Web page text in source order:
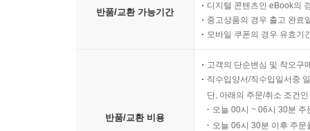
반품/교환 가능기간
디지털 콘텐츠인 eBook의
중고상품의 경우 출고 완료
모바일 쿠폰의 경우 유효기
반품/교환 비용
고객의 단순변심 및 착오구
직수입양서/직수입일서중
단, 아래의 주문/취소 조건
오늘 00시 ~ 06시 30분
오늘 06시 30분 이후 주